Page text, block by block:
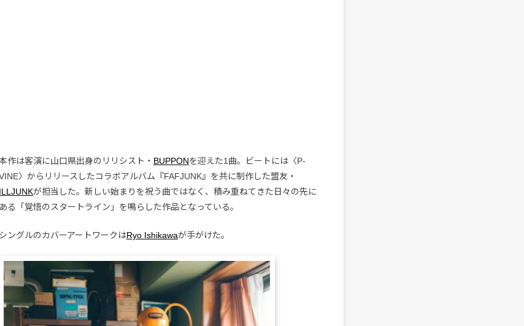
作は客演に山口県出身のリリシスト・ BUPPONを迎えた1曲。ビートには〈P-
〉からリリースしたコラボアルバム『FAFJUNK』を共に制作した盟友・
ILLJUNKが担当した。新しい始まりを祝う曲ではなく、積み重ねてきた日々の先に
ある「覚悟のスタートライン」を鳴らした作品となっている。
シングルのカバーアートワークはRyo Ishikawaが手がけた。